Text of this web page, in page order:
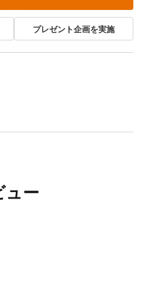
プレゼント企画を実施
ュー